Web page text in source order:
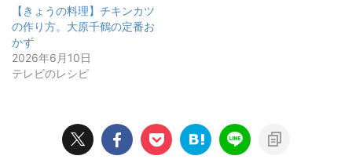
【きょうの料理】チキンカツ
の作り方。大原千鶴の定番お
かず
2026年6月10日
テレビのレシピ